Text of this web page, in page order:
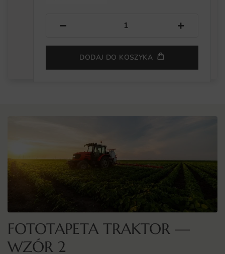
− +
DODAJ DO KOSZYKA
FOTOTAPETA TRAKTOR —
WZÓR 2